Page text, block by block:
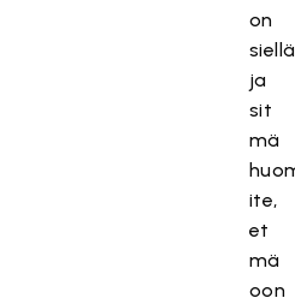
on
siellä
ja
sit
mä
ite,
et
mä
oon